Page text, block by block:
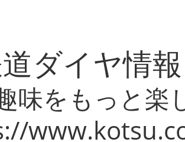
ダイヤ情
味をもっと楽